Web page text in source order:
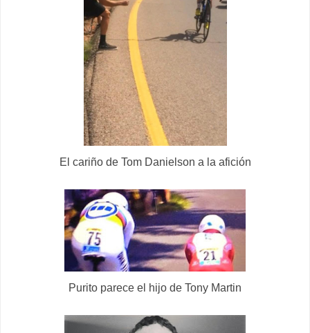
El cariño de Tom Danielson a la afición
Purito parece el hijo de Tony Martin